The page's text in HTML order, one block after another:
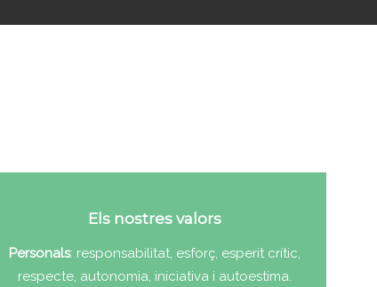
Els nostres valors
Personals: responsabilitat, esforç, esperit crític,
respecte, autonomia, iniciativa i autoestima.